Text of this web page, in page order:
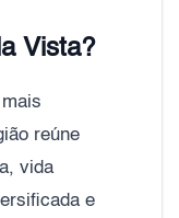
Vista?
reúne
vida
e